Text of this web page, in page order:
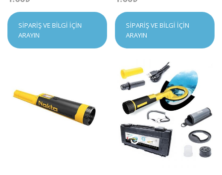
SIPARIŞ VE BILGI İÇIN
ARAYIN
SIPARIŞ VE BILGI İÇIN
ARAYIN